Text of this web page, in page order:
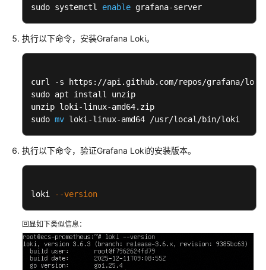
用
Grafana
可
视
化
查
询
应
日
志
使
用
抓
sudo systemctl enable grafana-server
执行以下命令，安装Grafana Loki。
curl -s https://api.github.com/repos/grafana/
sudo apt install unzip
unzip loki-linux-amd64.zip
sudo mv loki-linux-amd64 /usr/local/bin/loki
执行以下命令，验证Grafana Loki的安装版本。
loki --version
回显如下类似信息：